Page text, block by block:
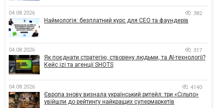
04.08.2026 382
Наймологія: безплатний курс для CEO та фаундерів
04.08.2026 317
Як поєднати стратегію, створену людьми, та AI-технології?
Кейс izi та агенції SHOTS
04.08.2026 4140
Європа знову визнала український ритейл: три «Сільпо»
увійшли до рейтингу найкращих супермаркетів